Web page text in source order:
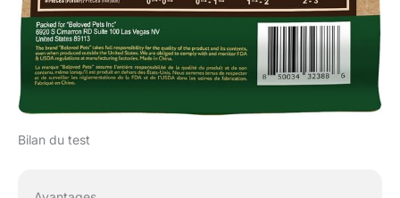
Bilan du test